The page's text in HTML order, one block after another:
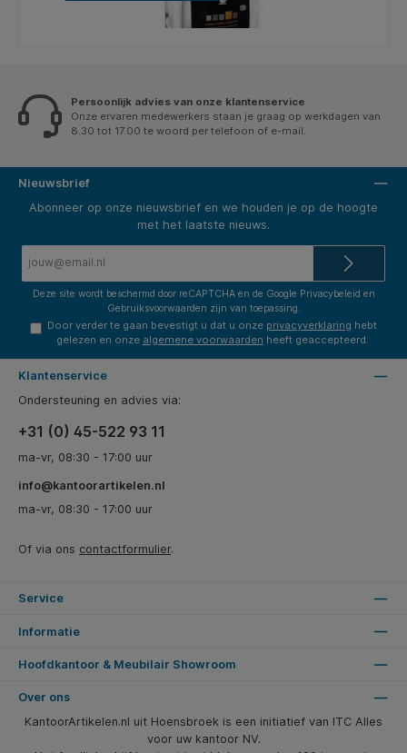
Persoonlijk advies van onze klantenservice
Onze ervaren medewerkers staan je graag op werkdagen van
8.30 tot 17.00 te woord per telefoon of e-mail.
Nieuwsbrief
Abonneer op onze nieuwsbrief en we houden je op de hoogte
met het laatste nieuws.
Deze site wordt beschermd door reCAPTCHA en de Google Privacybeleid en
Gebruiksvoorwaarden zijn van toepassing.
Door verder te gaan bevestigt u dat u onze privacyverklaring hebt
gelezen en onze algemene voorwaarden heeft geaccepteerd.
Klantenservice
Ondersteuning en advies via:
+31 (0) 45-522 93 11
ma-vr, 08:30 - 17:00 uur
info@kantoorartikelen.nl
ma-vr, 08:30 - 17:00 uur
Of via ons contactformulier.
Service
Informatie
Hoofdkantoor & Meubilair Showroom
Over ons
KantoorArtikelen.nl uit Hoensbroek is een initiatief van ITC Alles
voor uw kantoor NV.